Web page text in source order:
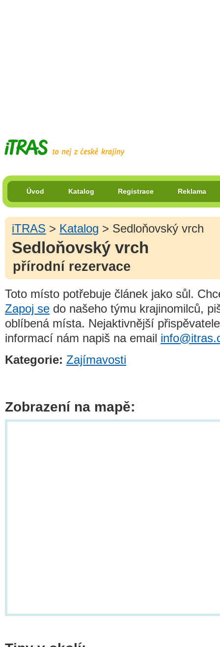
Úvod Katalog Registrace Reklama
iTRAS > Katalog > Sedloňovský vrch
Sedloňovský vrch
přírodní rezervace
Toto místo potřebuje článek jako sůl.
Zapoj se do našeho týmu krajinomilců,
oblíbená místa. Nejaktivnější
informací nám napiš na email
Kategorie: Zajímavosti
Zobrazení na mapě: